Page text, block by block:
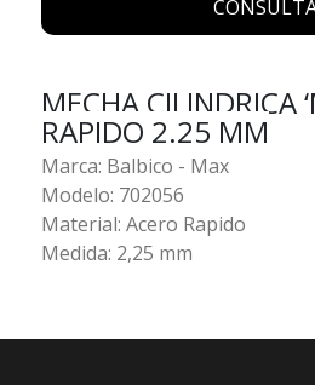
MECHA CILINDRICA
RAPIDO 2.25 MM
Marca: Balbico - Max
Modelo: 702056
Material: Acero Rapido
Medida: 2,25 mm